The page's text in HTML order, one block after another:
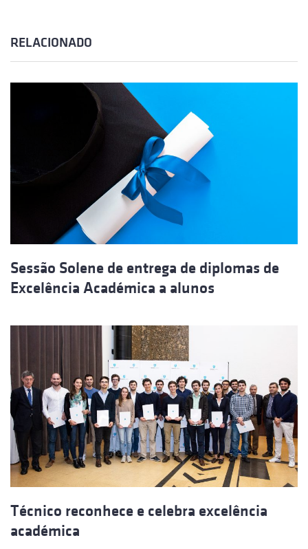
RELACIONADO
Sessão Solene de entrega de diplomas de
Excelência Académica a alunos
Técnico reconhece e celebra excelência
académica